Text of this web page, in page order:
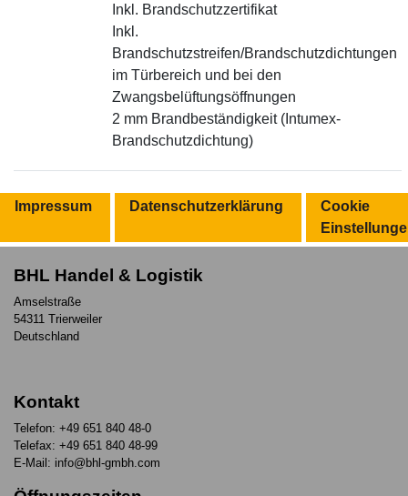
Inkl. Brandschutzzertifikat
Inkl.
Brandschutzstreifen/Brandschutzdichtungen
im Türbereich und bei den
Zwangsbelüftungsöffnungen
2 mm Brandbeständigkeit (Intumex-
Brandschutzdichtung)
Impressum Datenschutzerklärung
Cookie
BHL Handel & Logistik
Amselstraße
54311 Trierweiler
Deutschland
Kontakt
Telefon: +49 651 840 48-0
Telefax: +49 651 840 48-99
E-Mail: info@bhl-gmbh.com